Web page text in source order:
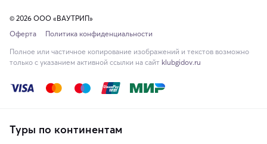
© 2026 ООО «ВАУТРИП»
Оферта
Политика конфиденциальности
Полное или частичное копирование изображений и текстов возможно
только с указанием активной ссылки на сайт klubgidov.ru
Туры по континентам